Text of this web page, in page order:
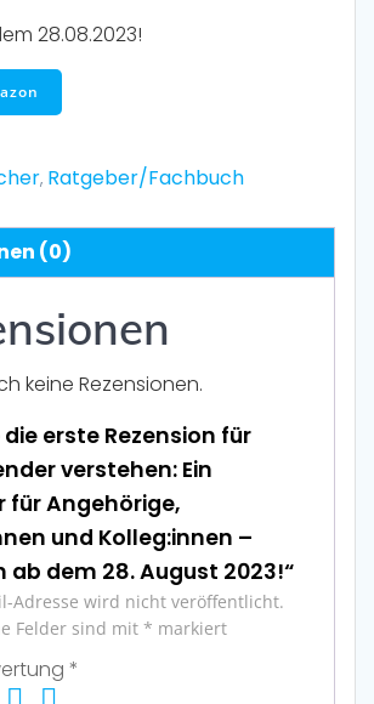
28.08.2023!
, Ratgeber/Fachbuch
(0)
keine Rezensionen.
erste Rezension für
verstehen: Ein
für Angehörige,
und Kolleg:innen –
ab dem 28. August 2023!“
Adresse wird nicht veröffentlicht.
Felder sind mit * markiert
*